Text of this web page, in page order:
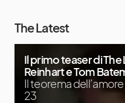
The Latest
Il primo teaser di
Reinhart e Tom
Il teorema
23